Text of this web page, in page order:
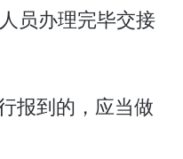
员办理完毕交接
报到的，应当做